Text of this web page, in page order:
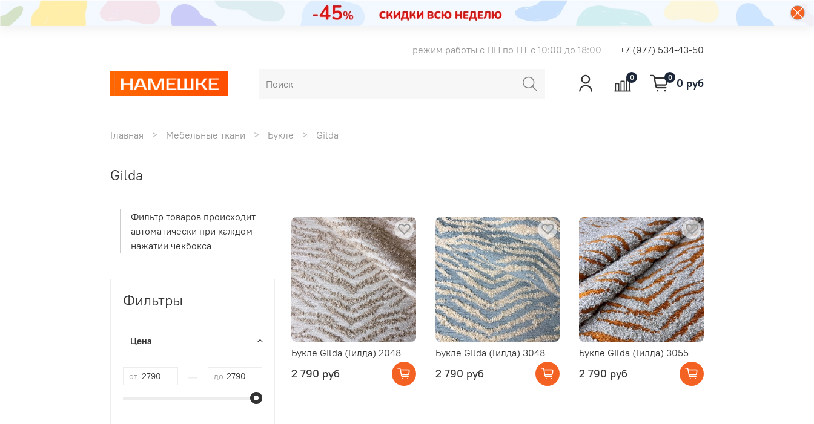
режим работы с ПН по ПТ с 10:00 до 18:00 +7 (977) 534-43-50
0 0 0 руб
Главная Мебельные ткани Букле Gilda
Gilda
Букле Gilda (Гилда) 2048
2 790 руб
Букле Gilda (Гилда) 3048
2 790 руб
Букле Gilda (Гилда) 3055
2 790 руб
Фильтр товаров происходит
автоматически при каждом
нажатии чекбокса
Фильтры
Цена
от до